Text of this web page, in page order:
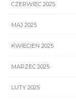
CZERWIEC 2025
MAJ 2025
KWIECIEŃ 2025
MARZEC 2025
LUTY 2025